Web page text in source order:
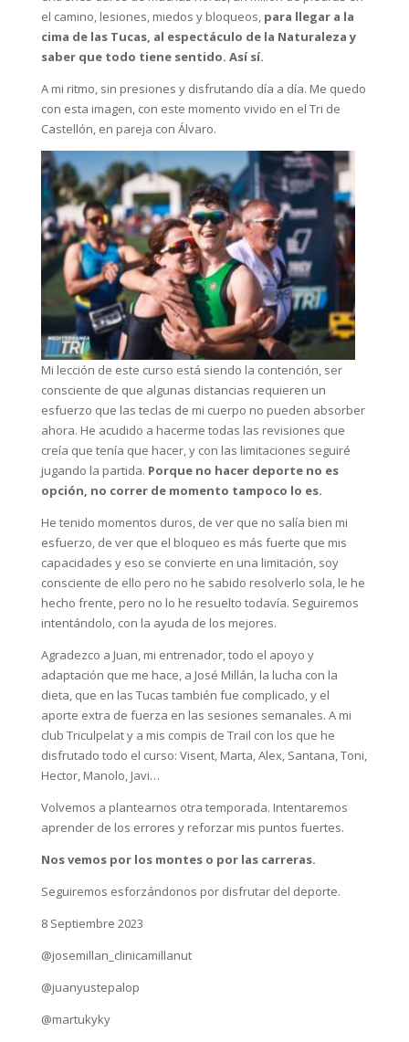
el camino, lesiones, miedos y bloqueos,para llegar a la
cima de las Tucas, al espectáculo de la Naturaleza y
saber que todo tiene sentido. Así sí.
A mi ritmo, sin presiones y disfrutando día a día. Me quedo
con esta imagen, con este momento vivido en el Tri de
Castellón, en pareja con Álvaro.
Mi lección de este curso está siendo la contención, ser
consciente de que algunas distancias requieren un
esfuerzo que las teclas de mi cuerpo no pueden absorber
ahora. He acudido a hacerme todas las revisiones que
creía que tenía que hacer, y con las limitaciones seguiré
jugando la partida. Porque no hacer deporte no es
opción, no correr de momento tampoco lo es.
He tenido momentos duros, de ver que no salía bien mi
esfuerzo, de ver que el bloqueo es más fuerte que mis
capacidades y eso se convierte en una limitación, soy
consciente de ello pero no he sabido resolverlo sola, le he
hecho frente, pero no lo he resuelto todavía. Seguiremos
intentándolo, con la ayuda de los mejores.
Agradezco a Juan, mi entrenador, todo el apoyo y
adaptación que me hace, a José Millán, la lucha con la
dieta, que en las Tucas también fue complicado, y el
aporte extra de fuerza en las sesiones semanales. A mi
club Triculpelat y a mis compis de Trail con los que he
disfrutado todo el curso: Visent, Marta, Alex, Santana, Toni,
Hector, Manolo, Javi…
Volvemos a plantearnos otra temporada. Intentaremos
aprender de los errores y reforzar mis puntos fuertes.
Nos vemos por los montes o por las carreras.
Seguiremos esforzándonos por disfrutar del deporte.
8 Septiembre 2023
@josemillan_clinicamillanut
@juanyustepalop
@martukyky